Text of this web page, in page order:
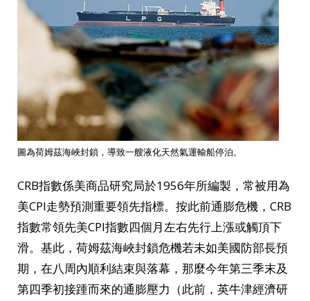
圖為荷姆茲海峽封鎖，導致一艘液化天然氣運輸船停泊。
CRB指數係美商品研究局於1956年所編製，常被用為
美CPI走勢預測重要領先指標。按此前通膨危機，CRB
指數常領先美CPI指數四個月左右先行上漲或觸頂下
滑。基此，荷姆茲海峽封鎖危機若未如美國防部長預
期，在八周內順利結束與落幕，那麼今年第三季末及
第四季初接踵而來的通膨壓力（此前，英牛津經濟研